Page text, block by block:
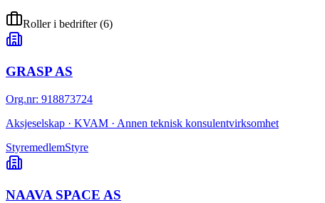
Roller i bedrifter(6)
GRASP AS
Org.nr: 918873724
Aksjeselskap · KVAM · Annen teknisk konsulentvirksomhet
StyremedlemStyre
NAAVA SPACE AS